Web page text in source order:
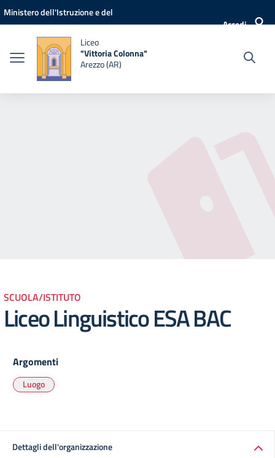
Vai ai contenuti
Vai al menu di navigazione
Vai al footer
Ministero dell'Istruzione e del
Accedi
Liceo
"Vittoria Colonna"
Arezzo (AR)
SCUOLA/ISTITUTO
Liceo Linguistico ESA BAC
Argomenti
Luogo
Dettagli dell'organizzazione